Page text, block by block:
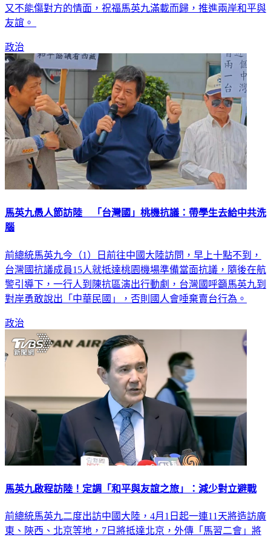
又不能傷對方的情面，祝福馬英九滿載而歸，推進兩岸和平與
友誼。
政治
馬英九愚人節訪陸 「台灣國」桃機抗議：帶學生去給中共洗
腦
前總統馬英九今（1）日前往中國大陸訪問，早上十點不到，
台灣國抗議成員15人就抵達桃園機場準備當面抗議，隨後在航
警引導下，一行人到陳抗區演出行動劇，台灣國呼籲馬英九到
對岸勇敢說出「中華民國」，否則國人會唾棄賣台行為。
政治
馬英九啟程訪陸！定調「和平與友誼之旅」：減少對立避戰
前總統馬英九二度出訪中國大陸，4月1日起一連11天將造訪廣
東、陝西、北京等地，7日將抵達北京，外傳「馬習二會」將